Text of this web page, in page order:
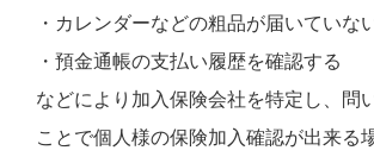
・カレンダーなどの粗品が届いていな
・預金通帳の支払い履歴を確認する
などにより加入保険会社を特定し、問
ことで個人様の保険加入確認が出来る